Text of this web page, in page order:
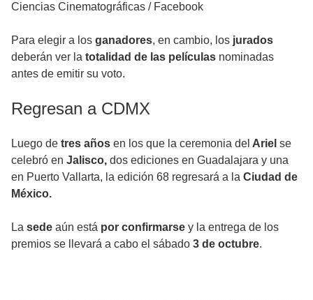
Ciencias Cinematográficas / Facebook
Para elegir a los ganadores, en cambio, los jurados
deberán ver la totalidad de las películas nominadas
antes de emitir su voto.
Regresan a CDMX
Luego de tres años en los que la ceremonia del Ariel se
celebró en Jalisco, dos ediciones en Guadalajara y una
en Puerto Vallarta, la edición 68 regresará a la Ciudad de
México.
La sede aún está por confirmarse y la entrega de los
premios se llevará a cabo el sábado 3 de octubre.